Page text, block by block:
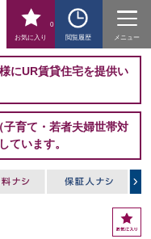
お気に入り
0
閲覧履歴
メニュー
にUR賃貸住宅を提供い
育て・若者夫婦世帯対
ています。
お
気